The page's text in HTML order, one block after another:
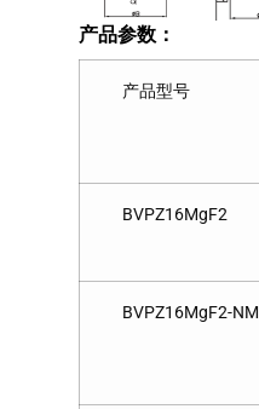
产品参数：
产品型号
BVPZ16MgF2
BVPZ16MgF2-NM